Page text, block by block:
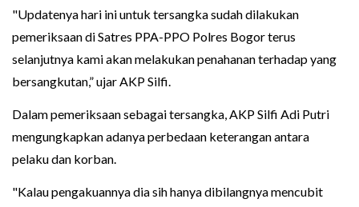
"Updatenya hari ini untuk tersangka sudah dilakukan
pemeriksaan di Satres PPA-PPO Polres Bogor terus
selanjutnya kami akan melakukan penahanan terhadap yang
bersangkutan,” ujar AKP Silfi.
Dalam pemeriksaan sebagai tersangka, AKP Silfi Adi Putri
mengungkapkan adanya perbedaan keterangan antara
pelaku dan korban.
"Kalau pengakuannya dia sih hanya dibilangnya mencubit